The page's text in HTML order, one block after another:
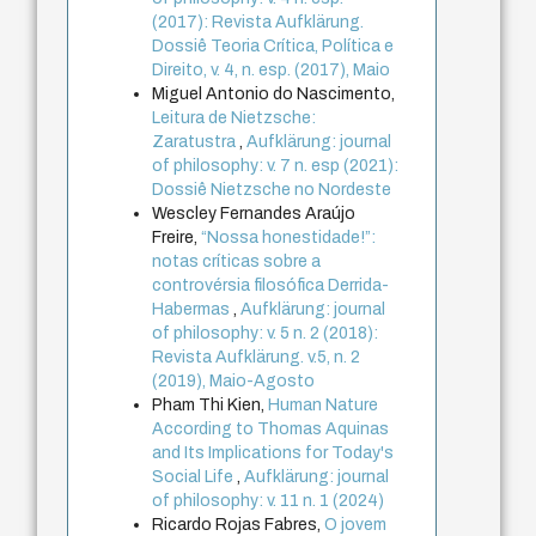
(2017): Revista Aufklärung.
Dossiê Teoria Crítica, Política e
Direito, v. 4, n. esp. (2017), Maio
Miguel Antonio do Nascimento,
Leitura de Nietzsche:
Zaratustra ,Aufklärung: journal
of philosophy: v. 7 n. esp (2021):
Dossiê Nietzsche no Nordeste
Wescley Fernandes Araújo
Freire,“Nossa honestidade!”:
notas críticas sobre a
controvérsia filosófica Derrida-
Habermas
,Aufklärung: journal
of philosophy: v. 5 n. 2 (2018):
Revista Aufklärung. v.5, n. 2
(2019), Maio-Agosto
Pham Thi Kien, Human Nature
According to Thomas Aquinas
and Its Implications for Today's
Social Life
,Aufklärung: journal
of philosophy: v. 11 n. 1 (2024)
Ricardo Rojas Fabres,O jovem